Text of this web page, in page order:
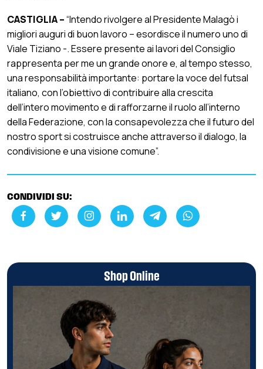
CASTIGLIA –“Intendo rivolgere al Presidente Malagò i
migliori auguri di buon lavoro – esordisce il numero uno di
Viale Tiziano -. Essere presente ai lavori del Consiglio
rappresenta per me un grande onore e, al tempo stesso,
una responsabilità importante: portare la voce del futsal
italiano, con l’obiettivo di contribuire alla crescita
dell’intero movimento e di rafforzarne il ruolo all’interno
della Federazione, con la consapevolezza che il futuro del
nostro sport si costruisce anche attraverso il dialogo, la
condivisione e una visione comune”.
CONDIVIDI SU:
Shop Online